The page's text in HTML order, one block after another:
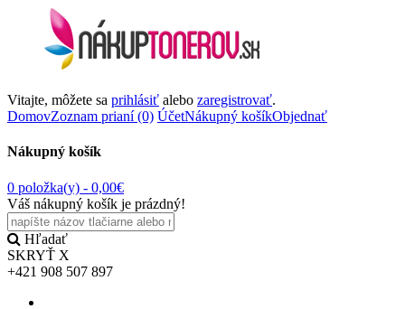
Vitajte, môžete sa prihlásiť alebo zaregistrovať.
DomovZoznam prianí (0) ÚčetNákupný košíkObjednať
Nákupný košík
0 položka(y) - 0,00€
Váš nákupný košík je prázdný!
Hľadať
SKRYŤ X
+421 908 507 897